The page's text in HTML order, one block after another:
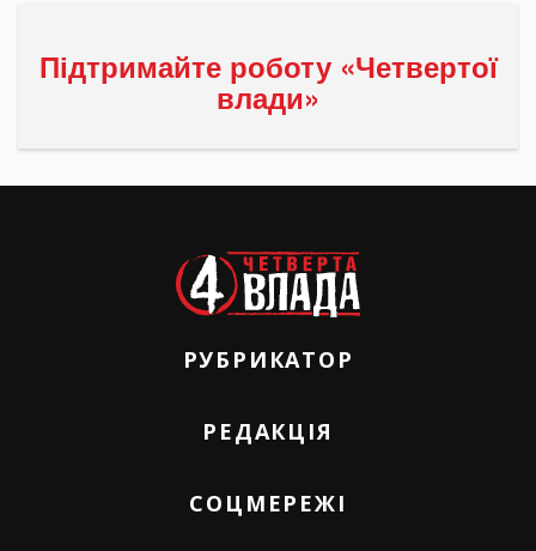
Підтримайте роботу «Четвертої
влади»
РУБРИКАТОР
РЕДАКЦІЯ
СОЦМЕРЕЖІ